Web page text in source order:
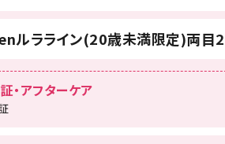
ルラライン(20歳未満限定)両目
・アフターケア